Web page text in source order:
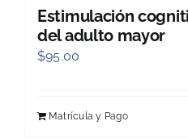
Estimulación
del adulto mayor
$95.00
Matrícula y Pago